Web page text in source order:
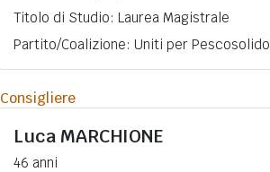
Titolo di Studio: Laurea Magistrale
Partito/Coalizione: Uniti per Pescosolido
Consigliere
Luca MARCHIONE
46 anni